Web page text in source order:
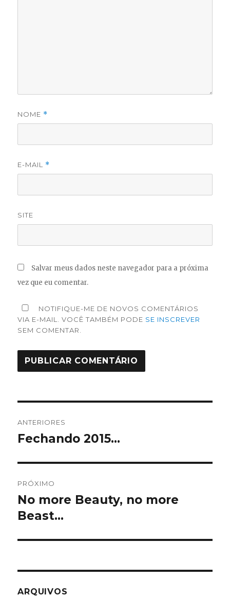
NOME *
E-MAIL *
SITE
Salvar meus dados neste navegador para a próxima
vez que eu comentar.
NOTIFIQUE-ME DE NOVOS COMENTÁRIOS
VIA E-MAIL. VOCÊ TAMBÉM PODE SE INSCREVER
SEM COMENTAR.
de
ANTERIORES
Post
Fechando 2015…
PRÓXIMO
Próximo
post:
No more Beauty, no more
Beast…
ARQUIVOS